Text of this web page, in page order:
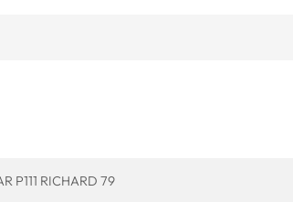
P111 RICHARD 79